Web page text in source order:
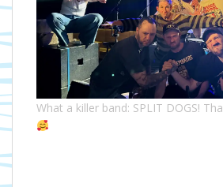
What a killer band: SPLIT DOGS!